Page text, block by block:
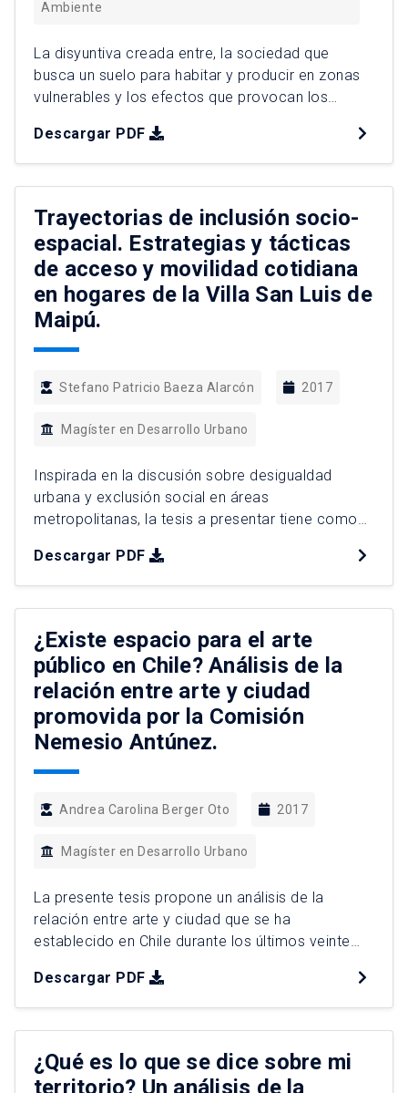
Ambiente
La disyuntiva creada entre, la sociedad que
busca un suelo para habitar y producir en zonas
vulnerables y los efectos que provocan los
toma vigencia en la actualidad y se materializa
de forma más fehaciente en zonas rurales del sur
global. La situación que atraviesan los habitantes
[…]
Descargar PDF
Trayectorias de inclusión socio-
espacial. Estrategias y tácticas
de acceso y movilidad cotidiana
en hogares de la Villa San Luis de
Maipú.
Stefano Patricio Baeza Alarcón 2017
Magíster en Desarrollo Urbano
Inspirada en la discusión sobre desigualdad
urbana y exclusión social en áreas
metropolitanas, la tesis a presentar tiene como
estrategias y tácticas de los habitantes urbanos,
se configuran como prácticas de inclusión socio-
espacial en escenarios de accesibilidad y
movilidad urbana. Asumiendo como clave el
análisis de relatos de […]
Descargar PDF
¿Existe espacio para el arte
público en Chile? Análisis de la
relación entre arte y ciudad
promovida por la Comisión
Nemesio Antúnez.
Andrea Carolina Berger Oto 2017
Magíster en Desarrollo Urbano
La presente tesis propone un análisis de la
relación entre arte y ciudad que se ha
establecido en Chile durante los últimos veinte
implementada en 1994 y ejecutada desde la
Dirección de Arquitectura (DA), el organismo
técnico asesor de la Comisión Nemesio Antúnez
(CNA). El estudio se focaliza […]
Descargar PDF
¿Qué es lo que se dice sobre mi
territorio? Un análisis de la